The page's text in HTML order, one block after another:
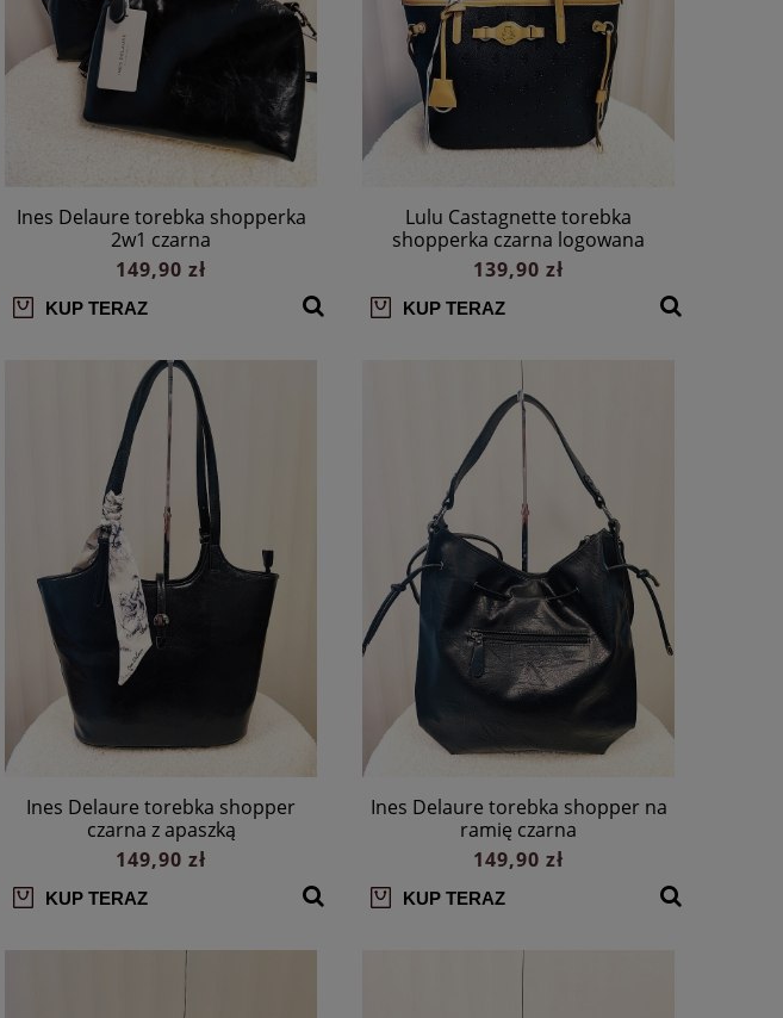
Ines Delaure torebka shopperka
2w1 czarna
149,90 zł
KUP TERAZ
Lulu Castagnette torebka
shopperka czarna logowana
139,90 zł
KUP TERAZ
Ines Delaure torebka shopper
czarna z apaszką
149,90 zł
KUP TERAZ
Ines Delaure torebka shopper na
ramię czarna
149,90 zł
KUP TERAZ